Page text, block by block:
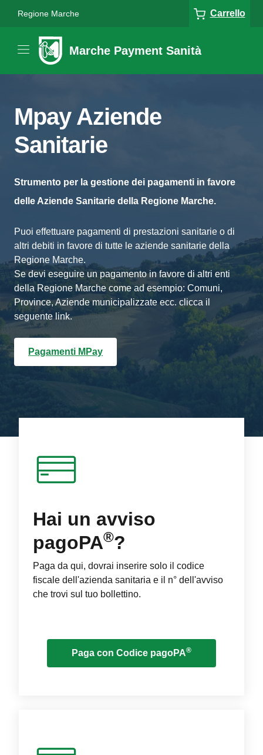
Regione Marche Carrello
Marche Payment Sanità
Mpay Aziende
Sanitarie
Strumento per la gestione dei pagamenti in favore
delle Aziende Sanitarie della Regione Marche.
Puoi effettuare pagamenti di prestazioni sanitarie o di
altri debiti in favore di tutte le aziende sanitarie della
Regione Marche.
Se devi eseguire un pagamento in favore di altri enti
della Regione Marche come ad esempio: Comuni,
Province, Aziende municipalizzate ecc. clicca il
seguente link.
Pagamenti MPay
Hai un avviso
pagoPA®?
Paga da qui, dovrai inserire solo il codice
fiscale dell'azienda sanitaria e il n° dell'avviso
che trovi sul tuo bollettino.
Paga con Codice pagoPA®